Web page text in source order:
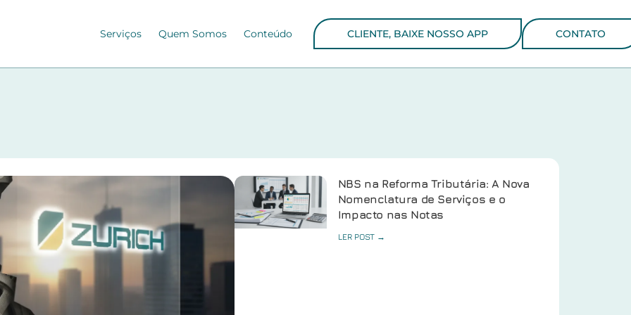
Serviços Quem Somos Conteúdo CLIENTE, BAIXE NOSSO APP CONTATO
NBS na Reforma Tributária: A Nova
Nomenclatura de Serviços e o
Impacto nas Notas
LER POST →